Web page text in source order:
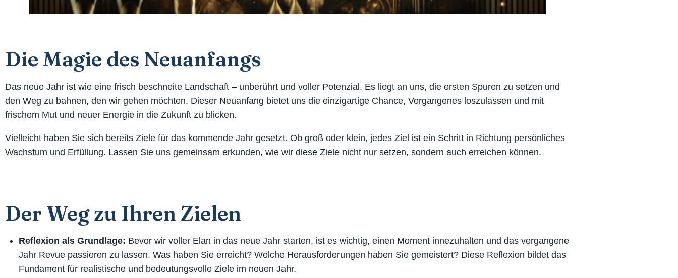
Die Magie des Neuanfangs
Das neue Jahr ist wie eine frisch beschneite Landschaft – unberührt und voller Potenzial. Es liegt an uns, die ersten Spuren zu setzen und
den Weg zu bahnen, den wir gehen möchten. Dieser Neuanfang bietet uns die einzigartige Chance, Vergangenes loszulassen und mit
frischem Mut und neuer Energie in die Zukunft zu blicken.
Vielleicht haben Sie sich bereits Ziele für das kommende Jahr gesetzt. Ob groß oder klein, jedes Ziel ist ein Schritt in Richtung persönliches
Wachstum und Erfüllung. Lassen Sie uns gemeinsam erkunden, wie wir diese Ziele nicht nur setzen, sondern auch erreichen können.
Der Weg zu Ihren Zielen​
Reflexion als Grundlage: Bevor wir voller Elan in das neue Jahr starten, ist es wichtig, einen Moment innezuhalten und das vergangene
Jahr Revue passieren zu lassen. Was haben Sie erreicht? Welche Herausforderungen haben Sie gemeistert? Diese Reflexion bildet das
Fundament für realistische und bedeutungsvolle Ziele im neuen Jahr.